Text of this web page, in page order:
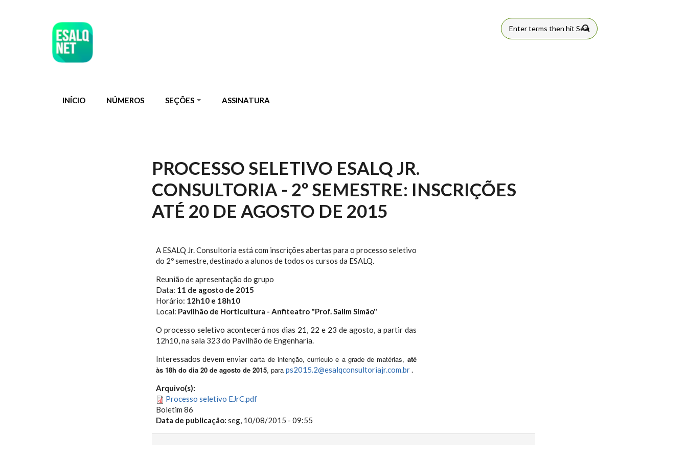
FORMULÁRIO
INÍCIO NÚMEROS SEÇÕES ASSINATURA
PROCESSO SELETIVO ESALQ JR.
CONSULTORIA - 2º SEMESTRE: INSCRIÇÕES
ATÉ 20 DE AGOSTO DE 2015
A ESALQ Jr. Consultoria está com inscrições abertas para o processo seletivo
do 2º semestre, destinado a alunos de todos os cursos da ESALQ.
Reunião de apresentação do grupo
Data: 11 de agosto de 2015
Horário: 12h10 e 18h10
Local: Pavilhão de Horticultura - Anfiteatro "Prof. Salim Simão"
O processo seletivo acontecerá nos dias 21, 22 e 23 de agosto, a partir das
12h10, na sala 323 do Pavilhão de Engenharia.
Interessados devem enviarcarta de intenção, currículo e a grade de matérias, até
às 18h do dia 20 de agosto de 2015, para ps2015.2@esalqconsultoriajr.com.br.
Arquivo(s):
Processo seletivo EJrC.pdf
Boletim 86
Data de publicação: seg, 10/08/2015 - 09:55